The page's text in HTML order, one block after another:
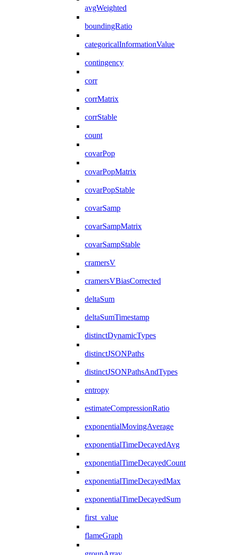
avgWeighted
boundingRatio
categoricalInformationValue
contingency
corr
corrMatrix
corrStable
count
covarPop
covarPopMatrix
covarPopStable
covarSamp
covarSampMatrix
covarSampStable
cramersV
cramersVBiasCorrected
deltaSum
deltaSumTimestamp
distinctDynamicTypes
distinctJSONPaths
distinctJSONPathsAndTypes
entropy
estimateCompressionRatio
exponentialMovingAverage
exponentialTimeDecayedAvg
exponentialTimeDecayedCount
exponentialTimeDecayedMax
exponentialTimeDecayedSum
first_value
flameGraph